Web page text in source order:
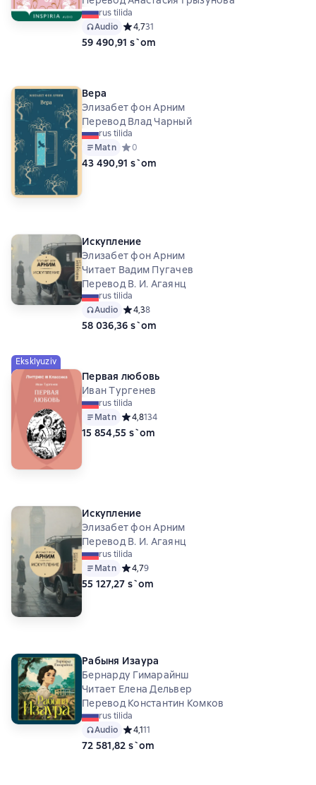
rus tilida
Audio Средний рейтинг 4,7 на основе 31 оценок
4,731
59 490,91 s`om
Вера
Элизабет фон Арним
Перевод Влад Чарный
rus tilida
Matn Средний рейтинг 0 на основе 0 оценок
0
43 490,91 s`om
Искупление
Элизабет фон Арним
Читает Вадим Пугачев
Перевод В. И. Агаянц
rus tilida
Audio Средний рейтинг 4,3 на основе 8 оценок
4,38
58 036,36 s`om
Eksklyuziv
Первая любовь
Иван Тургенев
rus tilida
Matn Средний рейтинг 4,8 на основе 134 оценок
4,8134
15 854,55 s`om
Искупление
Элизабет фон Арним
Перевод В. И. Агаянц
rus tilida
Matn Средний рейтинг 4,7 на основе 9 оценок
4,79
55 127,27 s`om
Рабыня Изаура
Бернарду Гимарайнш
Читает Елена Дельвер
Перевод Константин Комков
rus tilida
Audio Средний рейтинг 4,1 на основе 11 оценок
4,111
72 581,82 s`om